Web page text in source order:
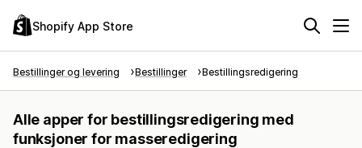
Shopify App Store
Bestillinger og levering Bestillinger Bestillingsredigering
Alle apper for bestillingsredigering med
funksjoner for masseredigering